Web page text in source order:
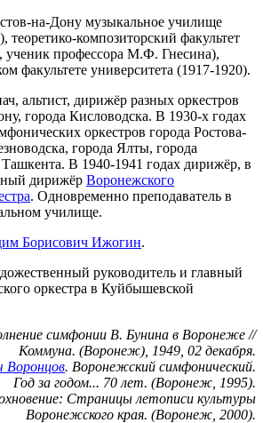
на-Дону музыкальное училище
теоретико-композиторский факультет
ученик профессора М.Ф. Гнесина),
факультете университета (1917-1920).
альтист, дирижёр разных оркестров
города Кисловодска. В 1930-х годах
оркестров города Ростова-
города Ялты, города
В 1940-1941 годах дирижёр, в
дирижёр Воронежского
. Одновременно преподаватель в
училище.
Борисович Ижогин.
руководитель и главный
оркестра в Куйбышевской
симфонии В. Бунина в Воронеже //
Коммуна. (Воронеж), 1949, 02 декабря.
Воронцов. Воронежский симфонический.
Год за годом... 70 лет. (Воронеж, 1995).
Страницы летописи культуры
Воронежского края. (Воронеж, 2000).